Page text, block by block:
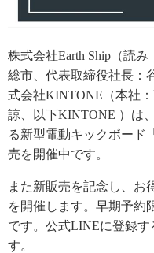
株式会社Earth Ship（読
総市、代表取締役社長：
式会社KINTONE（本社
諒、以下KINTONE ）は
る新型電動キックボード
売を開催中です。
また新販売を記念し、お
を開催します。早期予約
です。公式LINEに登録す
す。